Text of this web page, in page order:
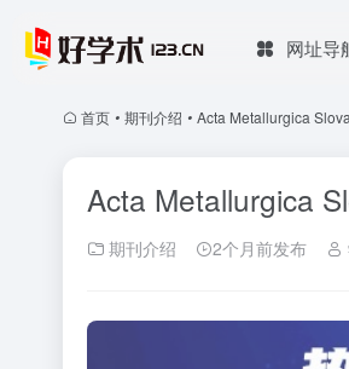
网址导
首页 • 期刊介绍 • Acta Metallurgica
Acta Metallurgica
期刊介绍 2个月前发布